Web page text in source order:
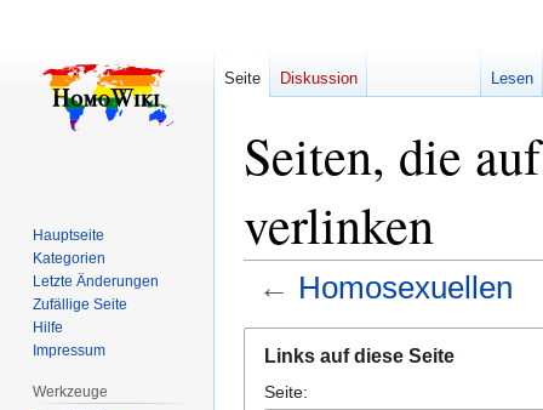
Seiten, die
verlinken
← Homosexuellen
Navigation
springen
Suche
springen
Links auf diese Seite
Seite:
Seite Diskussion Lesen
Hauptseite
Kategorien
Letzte Änderungen
Zufällige Seite
Hilfe
Impressum
Werkzeuge